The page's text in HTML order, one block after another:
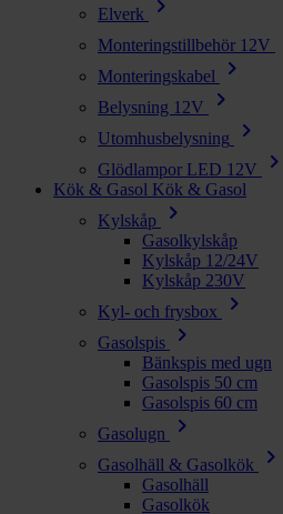
Elverk chevron_right
Monteringstillbehör 12V
Monteringskabel chevron_right
Belysning 12V chevron_right
Utomhusbelysning chevron_right
Glödlampor LED 12V chevron_right
Kök & Gasol Kök & Gasol
Kylskåp
chevron_right
Gasolkylskåp
Kylskåp 12/24V
Kylskåp 230V
Kyl- och frysbox
chevron_right
Gasolspis chevron_right
Bänkspis med ugn
Gasolspis 50 cm
Gasolspis 60 cm
Gasolugn
chevron_right
Gasolhäll & Gasolkök chevron_right
Gasolhäll
Gasolkök